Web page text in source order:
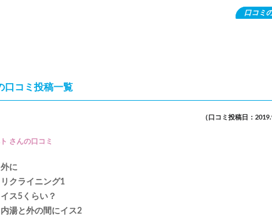
口コミ
口コミ投稿一覧
（口コミ投稿日：
さんの口コミ
外に
リクライニング1
イス5くらい？
内湯と外の間にイス2